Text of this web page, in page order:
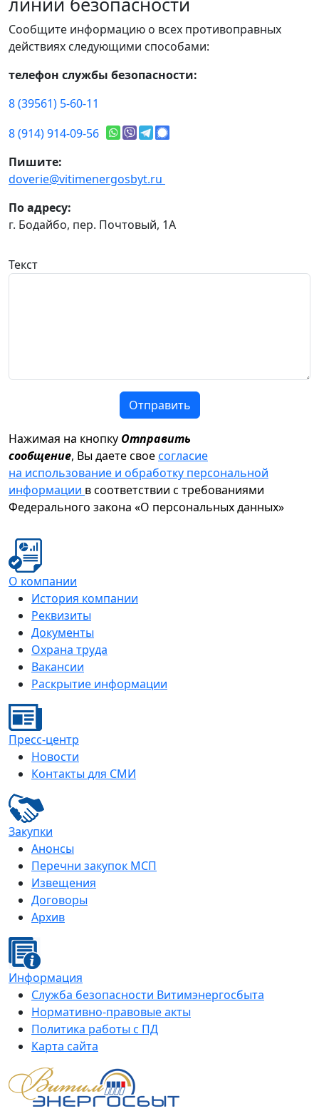
Сообщите информацию о всех противоправных
действиях следующими способами:
телефон службы безопасности:
8 (39561) 5-60-11
8 (914) 914-09-56
Пишите:
doverie@vitimenergosbyt.ru
По адресу:
г. Бодайбо, пер. Почтовый, 1А
Текст
Отправить
Нажимая на кнопку Отправить
сообщение, Вы даете своесогласие
на использование и обработку персональной
информации в соответствии с требованиями
Федерального закона «О персональных данных»
О компании
История компании
Реквизиты
Документы
Охрана труда
Вакансии
Раскрытие информации
Пресс-центр
Новости
Контакты для СМИ
Закупки
Анонсы
Перечни закупок МСП
Извещения
Договоры
Архив
Информация
Служба безопасности Витимэнергосбыта
Нормативно-правовые акты
Политика работы с ПД
Карта сайта